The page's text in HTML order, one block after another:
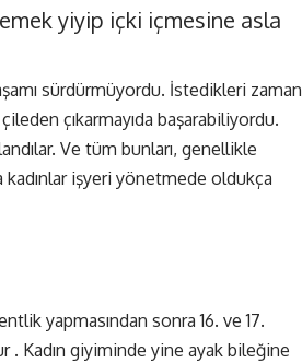
yiyip içki içmesine asla
sürdürmüyordu. İstedikleri zaman
çıkarmayıda başarabiliyordu.
Ve tüm bunları, genellikle
kadınlar işyeri yönetmede oldukça
yapmasından sonra 16. ve 17.
. Kadın giyiminde yine ayak bileğine